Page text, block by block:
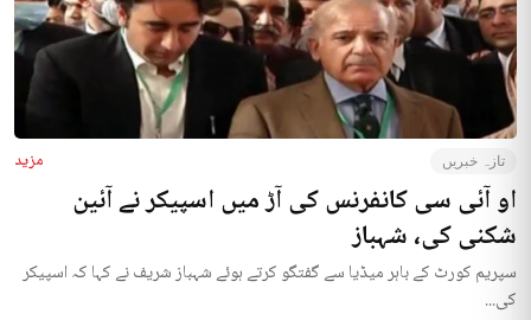
تازہ خبریں مزید
او آئی سی کانفرنس کی آڑ میں اسپیکر نے آئین
شکنی کی، شہباز
سپریم کورٹ کے باہر میڈیا سے گفتگو کرتے ہوئے شہباز شریف نے کہا کہ اسپیکر
کی...